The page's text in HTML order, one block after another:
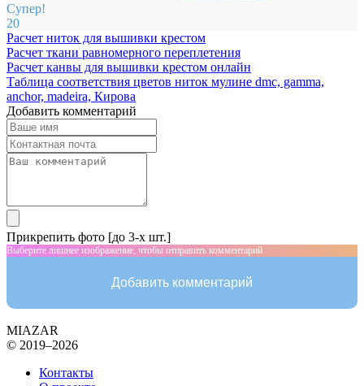
Супер!
20
Расчет ниток для вышивки крестом
Расчет ткани равномерного переплетения
Расчет канвы для вышивки крестом онлайн
Таблица соответствия цветов ниток мулине dmc, gamma,
anchor, madeira, Кирова
Добавить комментарий
Прикрепить фото [до 3-х шт.]
Выберите лишнее изображение, чтобы отправить комментарий
Добавить комментарий
MIAZAR
© 2019–2026
Контакты